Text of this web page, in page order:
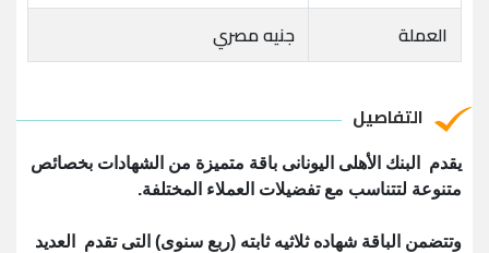
العملة جنيه مصري
التفاصيل
يقدم البنك الأهلى اليونانى باقة متميزة من الشهادات بخصائص
متنوعة لتتناسب مع تفضيلات العملاء المختلفة.
وتتضمن الباقة شهاده ثلاثيه ثابته (ربع سنوى) التى تقدم العديد